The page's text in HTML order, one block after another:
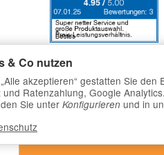
& Co nutzen
akzeptieren“ gestatten Sie
und Ratenzahlung, Google
Sie unter Konfigurieren und in